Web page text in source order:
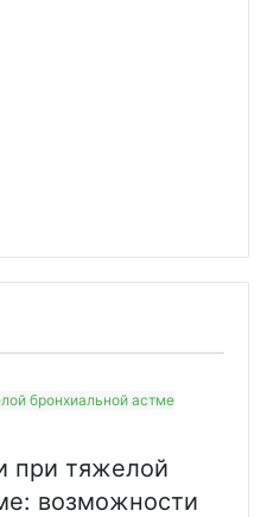
при тяжелой
возможности